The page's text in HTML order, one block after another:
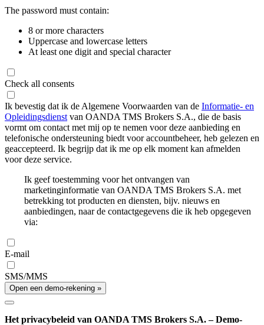
The password must contain:
8 or more characters
Uppercase and lowercase letters
At least one digit and special character
Check all consents
Ik bevestig dat ik de Algemene Voorwaarden van de Informatie- en
Opleidingsdienst van OANDA TMS Brokers S.A., die de basis
vormt om contact met mij op te nemen voor deze aanbieding en
telefonische ondersteuning biedt voor accountbeheer, heb gelezen en
geaccepteerd. Ik begrijp dat ik me op elk moment kan afmelden
voor deze service.
Ik geef toestemming voor het ontvangen van
marketinginformatie van OANDA TMS Brokers S.A. met
betrekking tot producten en diensten, bijv. nieuws en
aanbiedingen, naar de contactgegevens die ik heb opgegeven
via:
E-mail
SMS/MMS
Open een demo-rekening »
Het privacybeleid van OANDA TMS Brokers S.A. – Demo-